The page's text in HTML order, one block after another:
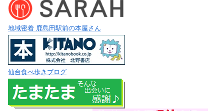
地域密着 鹿島田駅前の本屋さん
仙台食べ歩きブログ